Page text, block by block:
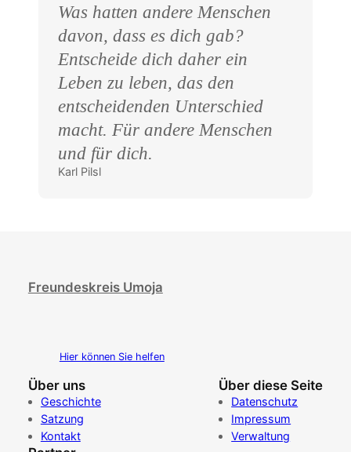
Was hatten andere Menschen
davon, dass es dich gab?
Entscheide dich daher ein
Leben zu leben, das den
entscheidenden Unterschied
macht. Für andere Menschen
und für dich.
Karl Pilsl
Freundeskreis Umoja
Hier können Sie helfen
Über uns
Geschichte
Satzung
Kontakt
Über diese Seite
Datenschutz
Impressum
Verwaltung